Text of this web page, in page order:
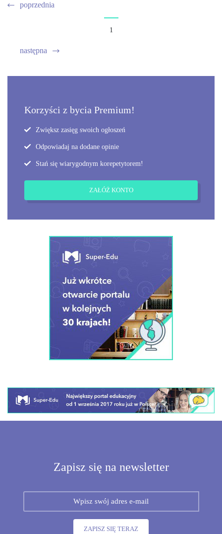
poprzednia
1
następna
Korzyści z bycia Premium!
Zwiększ zasięg swoich ogłoszeń
Odpowiadaj na dodane opinie
Stań się wiarygodnym korepetytorem!
ZAŁÓŻ KONTO
Zapisz się na newsletter
ZAPISZ SIĘ TERAZ